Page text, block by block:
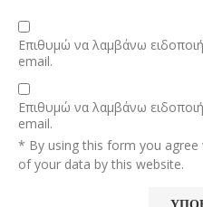
Επιθυμώ να λαμβάνω
email.
Επιθυμώ να λαμβάνω
email.
* By using this form you
of your data by this website.